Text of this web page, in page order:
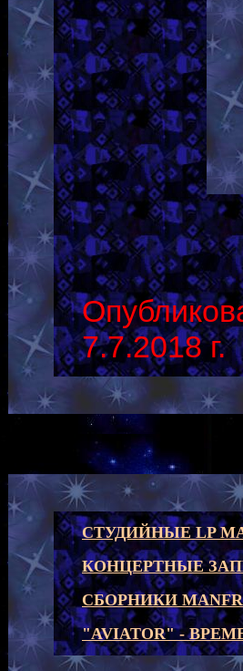
7.7.2018 г.
СТУДИЙНЫЕ LP
КОНЦЕРТНЫЕ
СБОРНИКИ
"AVIATOR" -